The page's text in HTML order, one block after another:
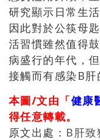
研究顯示日常生
因此對於公筷母
活習慣雖然值得
病盛行的年代，
接觸而有感染B肝
本圖/文由「健康
得任意轉載。
原文出處： B肝